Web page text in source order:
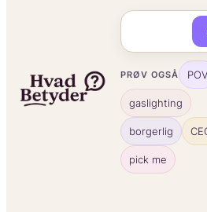
PRØV OGSÅ POV
gaslighting
borgerlig
pick me